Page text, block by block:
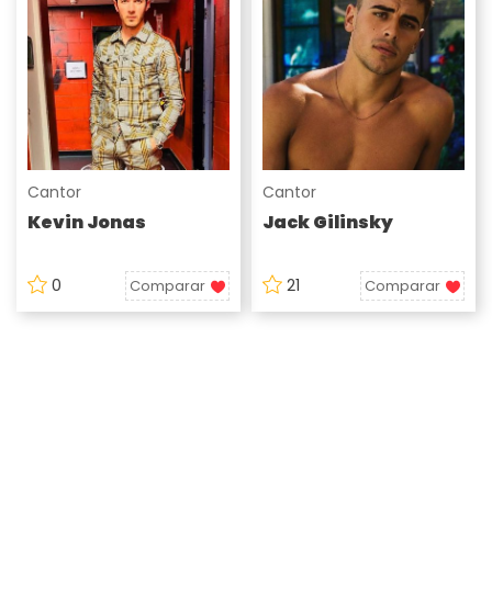
Cantor
Kevin Jonas
0 Comparar
Cantor
Jack Gilinsky
21 Comparar